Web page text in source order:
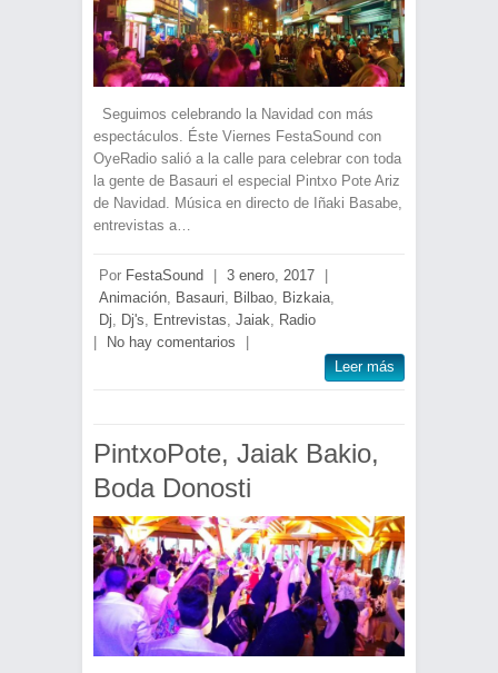
Seguimos celebrando la Navidad con más
espectáculos. Éste Viernes FestaSound con
OyeRadio salió a la calle para celebrar con toda
la gente de Basauri el especial Pintxo Pote Ariz
de Navidad. Música en directo de Iñaki Basabe,
entrevistas a…
Por FestaSound 3 enero, 2017
Animación, Basauri, Bilbao, Bizkaia,
Dj, Dj's, Entrevistas, Jaiak, Radio
No hay comentarios
Leer más
PintxoPote, Jaiak Bakio,
Boda Donosti